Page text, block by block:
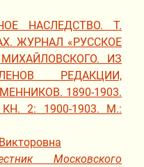
НАСЛЕДСТВО. Т.
ЖУРНАЛ «РУССКОЕ
ИЗ
РЕДАКЦИИ,
1890-1903.
2: 1900-1903. М.:
Московского